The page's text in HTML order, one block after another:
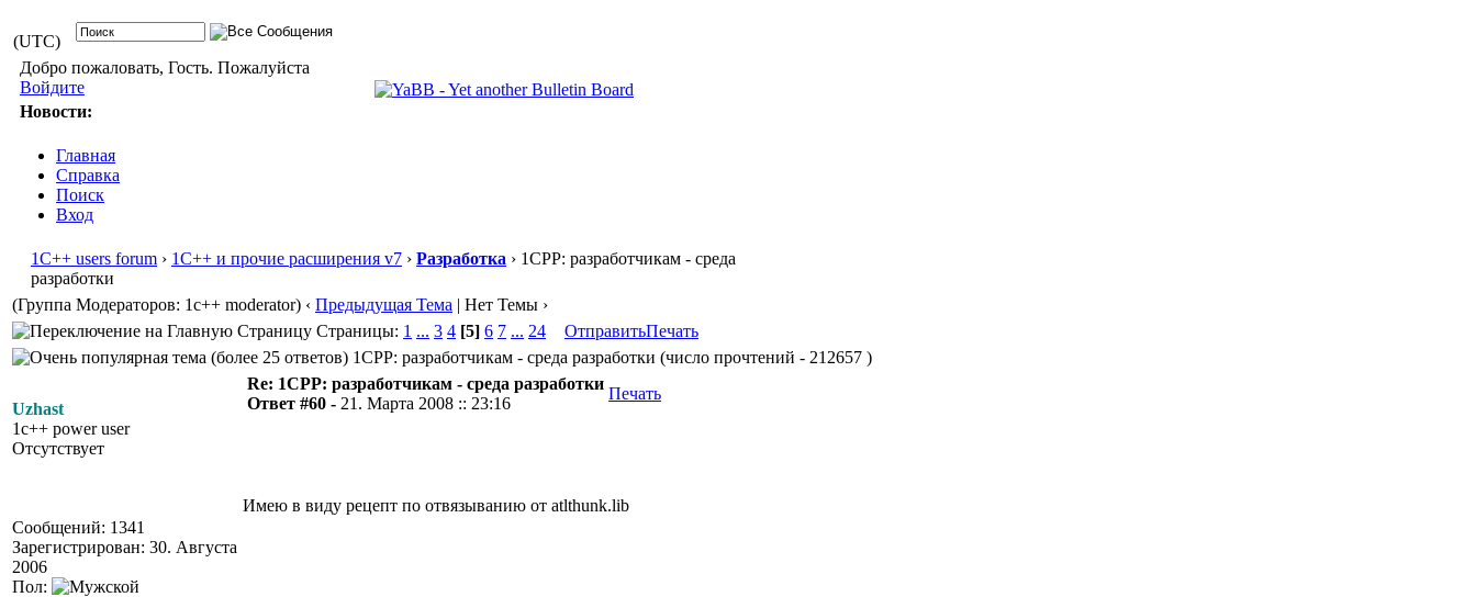
(UTC)
Добро пожаловать, Гость. Пожалуйста
Войдите
Новости:
Главная
Справка
Поиск
Вход
1С++ users forum › 1С++ и прочие расширения v7 › Разработка › 1CPP: разработчикам - среда
разработки
(Группа Модераторов: 1c++ moderator) ‹ Предыдущая Тема | Нет Темы ›
Страницы: 1 ... 3 4 [5] 6 7 ... 24 ОтправитьПечать
1CPP: разработчикам - среда разработки (число прочтений - 212657 )
Uzhast
1c++ power user
Отсутствует
Сообщений: 1341
Зарегистрирован: 30. Августа
2006
Пол:
Re: 1CPP: разработчикам - среда разработки
Ответ #60 - 21. Марта 2008 :: 23:16
Печать
Имею в виду рецепт по отвязыванию от atlthunk.lib